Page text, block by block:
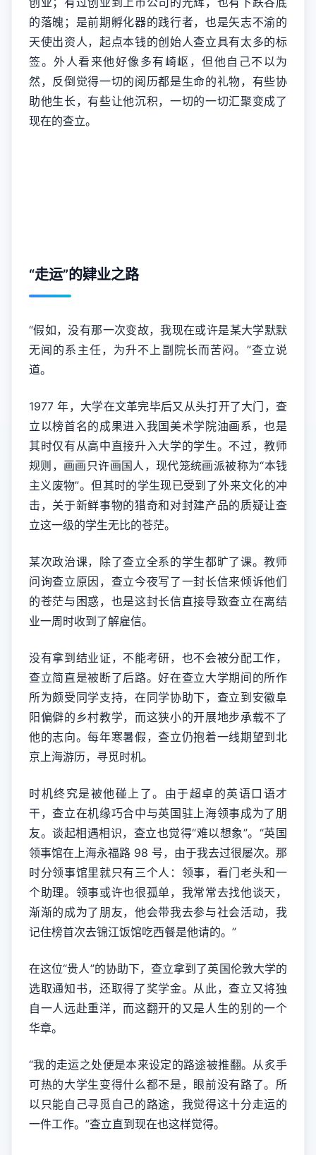
的落魄；是前期孵化器的践行者，也是矢志不渝的
天使出资人，起点本钱的创始人查立具有太多的标
签。外人看来他好像多有崎岖，但他自己不以为
然，反倒觉得一切的阅历都是生命的礼物，有些协
助他生长，有些让他沉积，一切的一切汇聚变成了
现在的查立。
“走运”的肄业之路
“假如，没有那一次变故，我现在或许是某大学默默
无闻的系主任，为升不上副院长而苦闷。”查立说
道。
1977 年，大学在文革完毕后又从头打开了大门，查
立以榜首名的成果进入我国美术学院油画系，也是
其时仅有从高中直接升入大学的学生。不过，教师
规则，画画只许画国人，现代笼统画派被称为“本钱
主义废物”。但其时的学生现已受到了外来文化的冲
击，关于新鲜事物的猎奇和对封建产品的质疑让查
立这一级的学生无比的苍茫。
某次政治课，除了查立全系的学生都旷了课。教师
问询查立原因，查立今夜写了一封长信来倾诉他们
的苍茫与困惑，也是这封长信直接导致查立在离结
业一周时收到了解雇信。
没有拿到结业证，不能考研，也不会被分配工作，
查立简直是被断了后路。好在查立大学期间的所作
所为颇受同学支持，在同学协助下，查立到安徽阜
阳偏僻的乡村教学，而这狭小的开展地步承载不了
他的志向。每年寒暑假，查立仍抱着一线期望到北
京上海游历，寻觅时机。
时机终究是被他碰上了。由于超卓的英语口语才
干，查立在机缘巧合中与英国驻上海领事成为了朋
友。谈起相遇相识，查立也觉得“难以想象”。“英国
领事馆在上海永福路 98 号，由于我去过很屡次。那
时分领事馆里就只有三个人：领事，看门老头和一
个助理。领事或许也很孤单，我常常去找他谈天，
渐渐的成为了朋友，他会带我去参与社会活动，我
记住榜首次去锦江饭馆吃西餐是他请的。”
在这位“贵人”的协助下，查立拿到了英国伦敦大学的
选取通知书，还取得了奖学金。从此，查立又将独
自一人远赴重洋，而这翻开的又是人生的别的一个
华章。
“我的走运之处便是本来设定的路途被推翻。从炙手
可热的大学生变得什么都不是，眼前没有路了。所
以只能自己寻觅自己的路途，我觉得这十分走运的
一件工作。”查立直到现在也这样觉得。